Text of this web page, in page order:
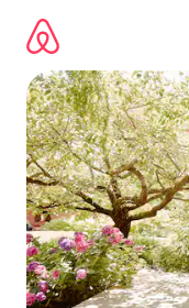
directement
contenu